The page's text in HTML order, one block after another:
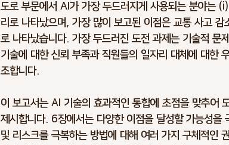
도로 부문에서 AI가 가장 두드러지게 사용되는 분야는
리로 나타났으며, 가장 많이 보고된 이점은 교통 사고
로 나타났습니다. 가장 두드러진 도전 과제는 기술적 문
기술에 대한 신뢰 부족과 직원들의 일자리 대체에 대한
조합니다.
이 보고서는 AI 기술의 효과적인 통합에 초점을 맞추어
제시합니다. 6장에서는 다양한 이점을 달성할 가능성을
및 리스크를 극복하는 방법에 대해 여러 가지 구체적인